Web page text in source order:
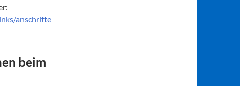
anschrifte
beim